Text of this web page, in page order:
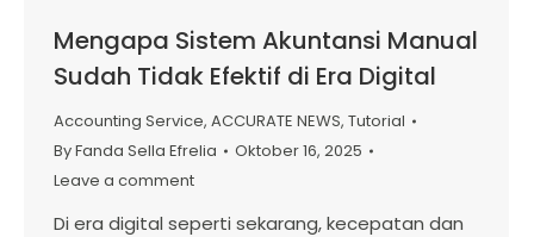
Mengapa Sistem Akuntansi Manual
Sudah Tidak Efektif di Era Digital
Accounting Service, ACCURATE NEWS, Tutorial
ByFanda Sella Efrelia
Oktober 16, 2025
Leave a comment
Di era digital seperti sekarang, kecepatan dan